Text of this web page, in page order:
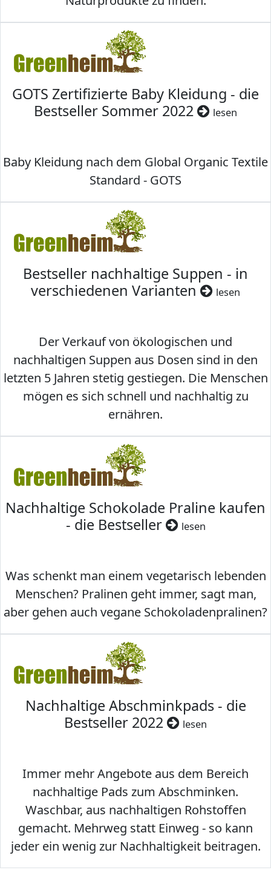
GOTS Zertifizierte Baby Kleidung - die
Bestseller Sommer 2022
lesen
Baby Kleidung nach dem Global Organic Textile
Standard - GOTS
Bestseller nachhaltige Suppen - in
verschiedenen Varianten
lesen
Der Verkauf von ökologischen und
nachhaltigen Suppen aus Dosen sind in den
letzten 5 Jahren stetig gestiegen. Die Menschen
mögen es sich schnell und nachhaltig zu
ernähren.
Nachhaltige Schokolade Praline kaufen
- die Bestseller
lesen
Was schenkt man einem vegetarisch lebenden
Menschen? Pralinen geht immer, sagt man,
aber gehen auch vegane Schokoladenpralinen?
Nachhaltige Abschminkpads - die
Bestseller 2022
lesen
Immer mehr Angebote aus dem Bereich
nachhaltige Pads zum Abschminken.
Waschbar, aus nachhaltigen Rohstoffen
gemacht. Mehrweg statt Einweg - so kann
jeder ein wenig zur Nachhaltigkeit beitragen.